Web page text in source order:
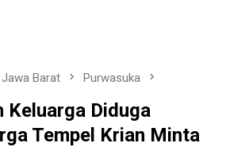
Jawa Barat Purwasuka
Keluarga Diduga
Tempel Krian Minta